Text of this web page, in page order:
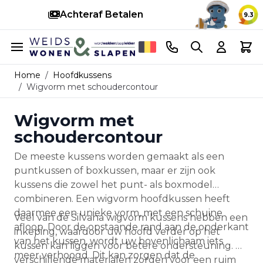
Achteraf Betalen 9.3
Ga naar de inhoud
Telefoonnummer
Search Cart
Home / Hoofdkussens
/ Wigvorm met schoudercontour
Wigvorm met
schoudercontour
De meeste kussens worden gemaakt als een
puntkussen of boxkussen, maar er zijn ook
kussens die zowel het punt- als boxmodel
combineren. Een wigvorm hoofdkussen heeft
daarmee een unieke vorm, met een schuine
afloop. Door de opstaande rand aan de onderkant
van het kussen, wordt uw bovenlichaam iets
meer verhoogd. Dit kan zorgen dat de
Veel van de Silvana wigvorm kussens hebben een
inkeping, waardoor uw hoofd verder op het
kussen kan liggen voor betere ondersteuning. De
verschillende materialen zorgen voor een ruim